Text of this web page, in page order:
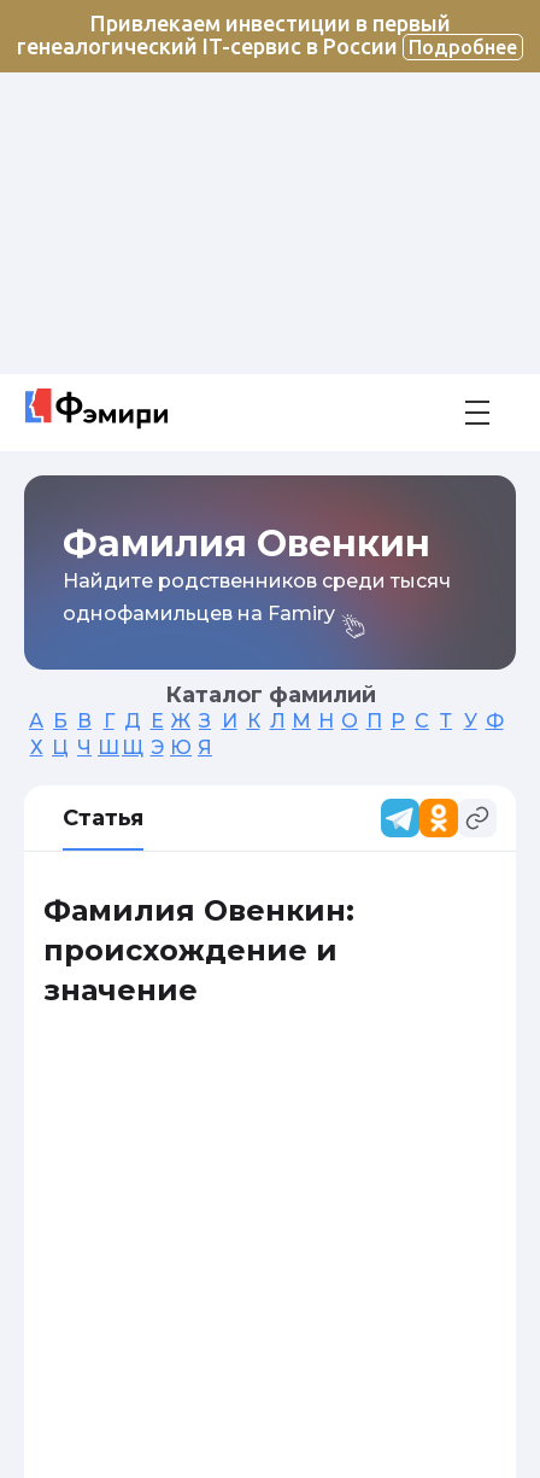
Привлекаем инвестиции в первый
генеалогический IT-сервис в России
Подробнее
Фамилия Овенкин
Найдите родственников среди тысяч
однофамильцев на Famiry
Каталог фамилий
А Б В Г Д Е Ж З И К Л М Н О П Р С Т У Ф
Х Ц Ч Ш Щ Э Ю Я
Статья
Фамилия Овенкин:
происхождение и
значение